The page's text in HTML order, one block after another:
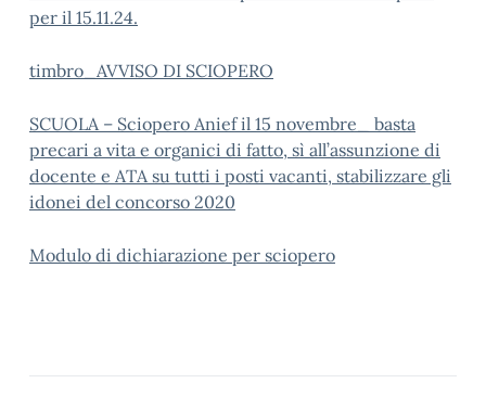
per il 15.11.24.
timbro_AVVISO DI SCIOPERO
SCUOLA – Sciopero Anief il 15 novembre_ basta
precari a vita e organici di fatto, sì all’assunzione di
docente e ATA su tutti i posti vacanti, stabilizzare gli
idonei del concorso 2020
Modulo di dichiarazione per sciopero